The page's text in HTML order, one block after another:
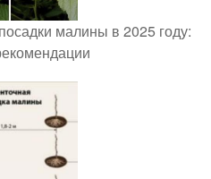
малины в 2025 году: